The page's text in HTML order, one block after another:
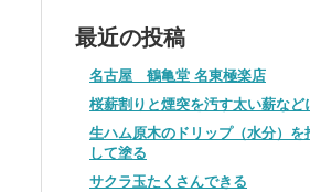
最近の投稿
名古屋 鶴亀堂 名東極楽店
桜薪割りと煙突を汚す太い薪など
生ハム原木のドリップ（水分）を
して塗る
サクラ玉たくさんできる